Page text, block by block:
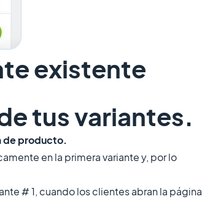
existente
tus variantes.
de producto.
en la primera variante y, por lo
# 1, cuando los clientes abran la página